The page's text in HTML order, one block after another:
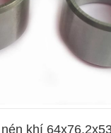
khí